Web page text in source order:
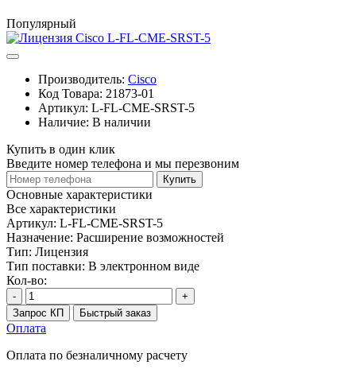
Популярный
Производитель: Cisco
Код Товара: 21873-01
Артикул: L-FL-CME-SRST-5
Наличие: В наличии
Купить в один клик
Введите номер телефона и мы перезвоним
Купить
Основные характеристики
Все характеристики
Артикул: L-FL-CME-SRST-5
Назначение: Расширение возможностей
Тип: Лицензия
Тип поставки: В электронном виде
Кол-во:
-
+
Запрос КП
Быстрый заказ
Оплата
Оплата по безналичному расчету